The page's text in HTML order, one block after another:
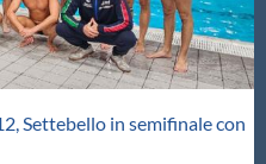
Settebello in semifinale con